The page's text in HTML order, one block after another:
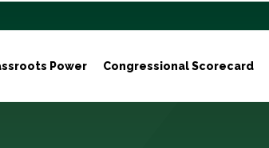
Power Congressional Scorecard